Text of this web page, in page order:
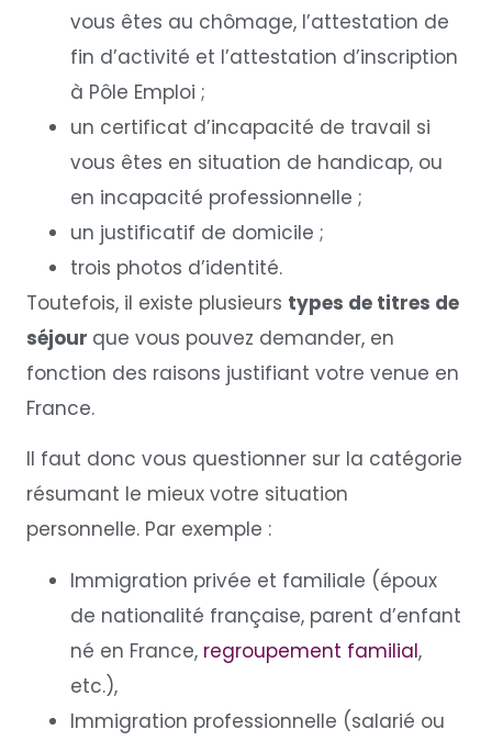
vous êtes au chômage, l’attestation de
fin d’activité et l’attestation d’inscription
à Pôle Emploi ;
un certificat d’incapacité de travail si
vous êtes en situation de handicap, ou
en incapacité professionnelle ;
un justificatif de domicile ;
trois photos d’identité.
Toutefois, il existe plusieurs types de titres de
séjour que vous pouvez demander, en
fonction des raisons justifiant votre venue en
France.
Il faut donc vous questionner sur la catégorie
résumant le mieux votre situation
personnelle. Par exemple :
Immigration privée et familiale (époux
de nationalité française, parent d’enfant
né en France, regroupement familial,
etc.),
Immigration professionnelle (salarié ou